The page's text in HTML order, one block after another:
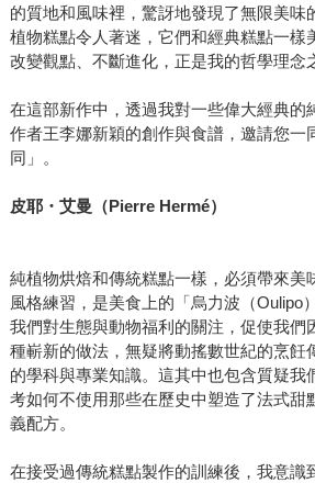
的質地和風味裡，驚訝地發現了無限美味
植物糕點令人著迷，它們和經典糕點一樣
改變觀點、不斷進化，正是我的哲學理念
在這部新作中，透過我對一些偉大經典的
作者王李娜新穎的創作與食譜，邀請您一
同」。
皮耶・艾曼（Pierre Hermé）
純植物烘焙和傳統糕點一樣，必須帶來美
風格練習，是美食上的「烏力波（Oulipo
我們對生態與動物福利的關注，促使我們
種嶄新的做法，無疑將動搖數世紀的烹飪
的學科與專業知識。這其中也包含質疑我
考如何不使用那些在歷史中塑造了法式甜
義配方。
在接受過傳統糕點製作的訓練後，我意識